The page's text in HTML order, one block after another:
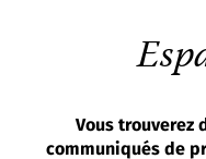
Vous trouverez
communiqués de